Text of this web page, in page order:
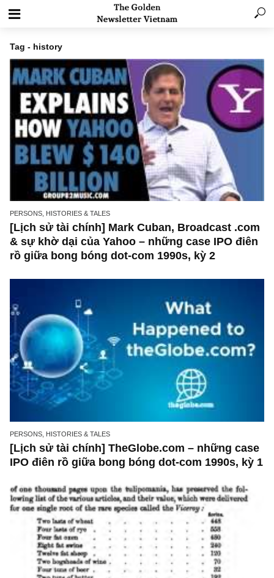
Tag - history
PERSONS, HISTORIES & TALES
[Lịch sử tài chính] Mark Cuban, Broadcast
[Lịch sử tài chính] TheGlobe.com – những
IPO điên rồ giữa bong bóng dot-com 1990s,